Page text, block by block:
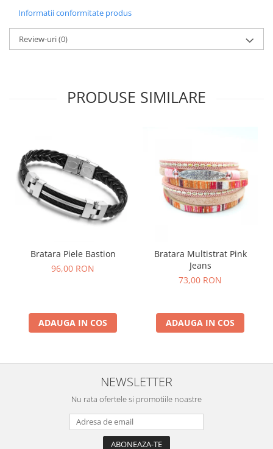
Informatii conformitate produs
Review-uri(0)
PRODUSE SIMILARE
Bratara Piele Bastion
96,00 RON
ADAUGA IN COS
Bratara Multistrat Pink
Jeans
73,00 RON
ADAUGA IN COS
NEWSLETTER
Nu rata ofertele si promotiile noastre